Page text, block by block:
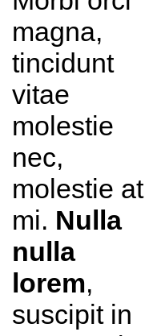
magna,
tincidunt
vitae
molestie
nec,
molestie at
mi. Nulla
nulla
lorem,
suscipit in